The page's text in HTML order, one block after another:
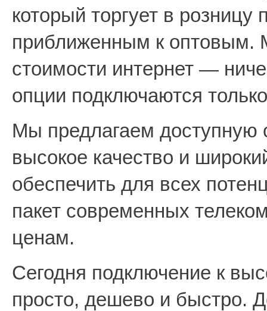
который торгует в
приближенным к оптовым.
стоимости интернет —
опции подключаются
Мы предлагаем доступную
высокое качество и
обеспечить для всех
пакет современных
ценам.
Сегодня подключение к
просто, дешево и быстро.